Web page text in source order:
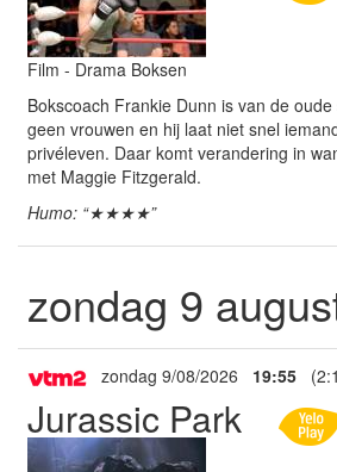
Film - Drama Boksen
Bokscoach Frankie Dunn is van de
geen vrouwen en hij laat niet snel
privéleven. Daar komt verandering in
met Maggie Fitzgerald.
Humo: “★★★★”
zondag 9
zondag 9/08/2026 19:55
Jurassic Park